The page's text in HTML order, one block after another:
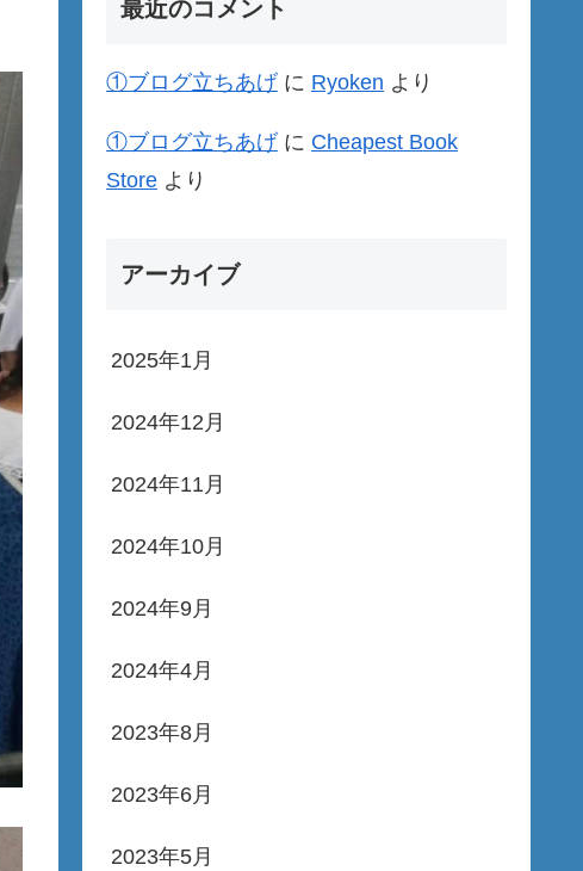
最近のコメント
①ブログ立ちあげ に Ryoken より
①ブログ立ちあげ に Cheapest Book
Store より
アーカイブ
2025年1月
2024年12月
2024年11月
2024年10月
2024年9月
2024年4月
2023年8月
2023年6月
2023年5月